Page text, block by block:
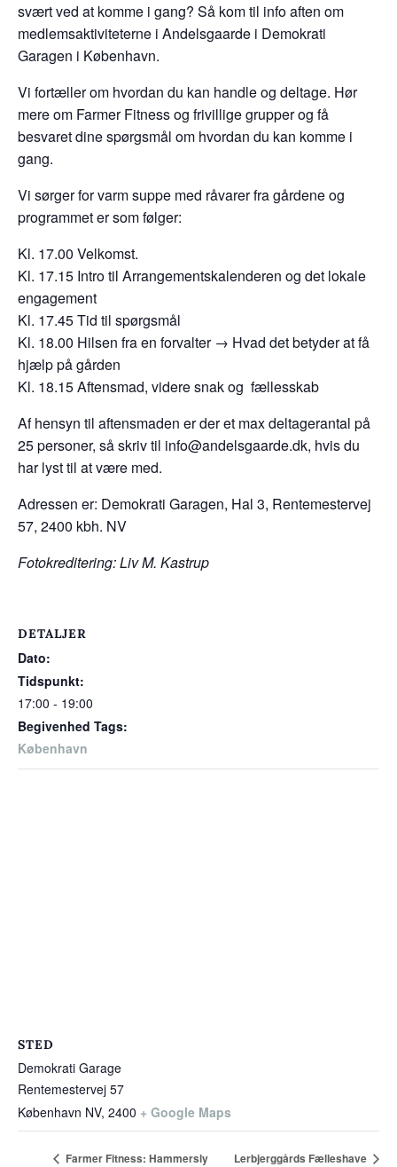
svært ved at komme i gang? Så kom til info aften om
medlemsaktiviteterne i Andelsgaarde i Demokrati
Garagen i København.
Vi fortæller om hvordan du kan handle og deltage. Hør
mere om Farmer Fitness og frivillige grupper og få
besvaret dine spørgsmål om hvordan du kan komme i
gang.
Vi sørger for varm suppe med råvarer fra gårdene og
programmet er som følger:
Kl. 17.00 Velkomst.
Kl. 17.15 Intro til Arrangementskalenderen og det lokale
engagement
Kl. 17.45 Tid til spørgsmål
Kl. 18.00 Hilsen fra en forvalter → Hvad det betyder at få
hjælp på gården
Kl. 18.15 Aftensmad, videre snak og fællesskab
Af hensyn til aftensmaden er der et max deltagerantal på
25 personer, så skriv til info@andelsgaarde.dk, hvis du
har lyst til at være med.
Adressen er: Demokrati Garagen, Hal 3, Rentemestervej
57, 2400 kbh. NV
Fotokreditering: Liv M. Kastrup
DETALJER
Dato:
Tidspunkt:
17:00 - 19:00
Begivenhed Tags:
København
STED
Demokrati Garage
Rentemestervej 57
København NV, 2400 + Google Maps
Farmer Fitness: Hammersly Lerbjerggårds Fælleshave